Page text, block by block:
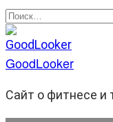
Перейти
к
содержанию
Search
for:
GoodLooker
Сайт о фитнесе и